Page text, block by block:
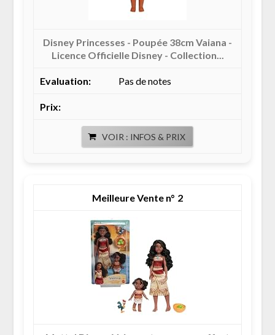
Disney Princesses - Poupée 38cm Vaiana -
Licence Officielle Disney - Collection...
Pas de notes
VOIR : INFOS & PRIX
2